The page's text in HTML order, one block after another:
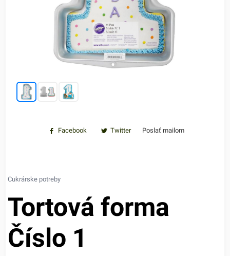
Facebook Twitter Poslať mailom
Cukrárske potreby
Tortová forma
Číslo 1